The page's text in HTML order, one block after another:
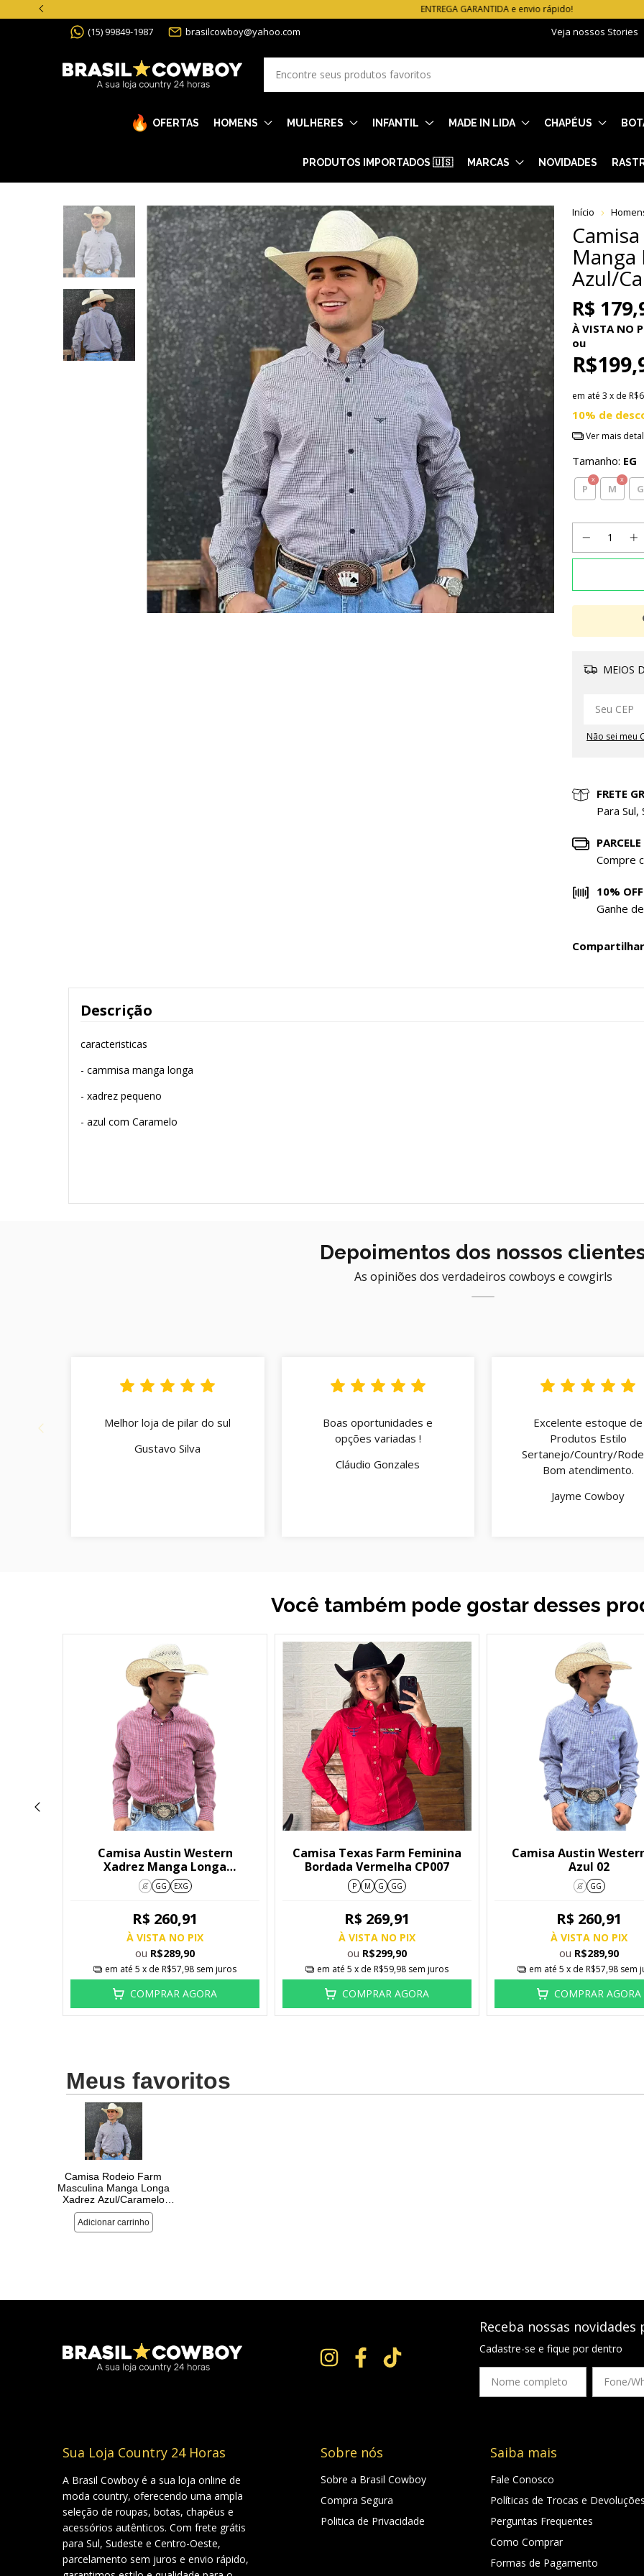
ENTREGA GARANTIDA e envio rápido!
(15) 99849-1987 brasilcowboy@yahoo.com Veja nossos Stories
OFERTAS HOMENS MULHERES INFANTIL MADE IN LIDA CHAPÉUS
PRODUTOS IMPORTADOS 🇺🇸 MARCAS NOVIDADES
Início
Manga
Azul/
R$
À VISTA NO
ou
em até 3 x de
10% de
Ver mais
Tamanho: EG
P M G
MEIOS
Não sei meu
FRETE
Para
Compre
10%
Ganhe
Compartilhar
Descrição
caracteristicas
- cammisa manga longa
- xadrez pequeno
- azul com Caramelo
Depoimentos dos nossos
As opiniões dos verdadeiros cowboys e cowgirls
Melhor loja de pilar do sul
Gustavo Silva
Boas oportunidades e
opções variadas !
Cláudio Gonzales
Excelente estoque de
Produtos Estilo
Sertanejo/Country/
Bom atendimento.
Jayme Cowboy
Você também pode gostar desses
Camisa Austin Western
Xadrez Manga Longa
Vermelha
G GG EXG
R$ 260,91
À VISTA NO PIX
ou R$289,90
em até 5 x de R$57,98 sem juros
COMPRAR AGORA
Camisa Texas Farm Feminina
Bordada Vermelha CP007
P M G GG
R$ 269,91
À VISTA NO PIX
ou R$299,90
em até 5 x de R$59,98 sem juros
COMPRAR AGORA
Camisa Austin
Azul 02
G GG
R$ 260,91
À VISTA NO PIX
ou R$289,90
em até 5 x de R$57,98 sem
COMPRAR AGORA
Receba nossas
Cadastre-se e fique por dentro
Sua Loja Country 24 Horas
A Brasil Cowboy é a sua loja online de
moda country, oferecendo uma ampla
seleção de roupas, botas, chapéus e
acessórios autênticos. Com frete grátis
para Sul, Sudeste e Centro-Oeste,
parcelamento sem juros e envio rápido,
Sobre nós
Sobre a Brasil Cowboy
Compra Segura
Politica de Privacidade
Saiba mais
Fale Conosco
Políticas de Trocas e
Perguntas Frequentes
Como Comprar
Formas de Pagamento